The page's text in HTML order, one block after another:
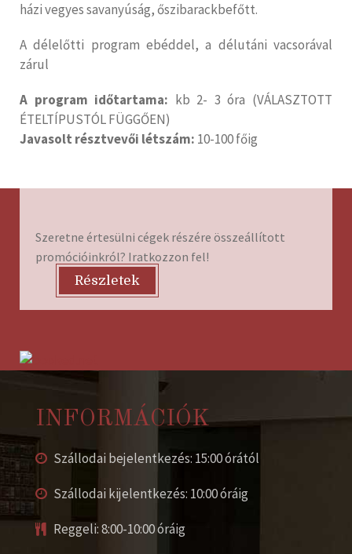
házi vegyes savanyúság, őszibarackbefőtt.
A délelőtti program ebéddel, a délutáni vacsorával
zárul
A program időtartama: kb 2- 3 óra (VÁLASZTOTT
ÉTELTÍPUSTÓL FÜGGŐEN)
Javasolt résztvevői létszám: 10-100 főig
Szeretne értesülni cégek részére összeállított
promócióinkról? Iratkozzon fel!
Részletek
INFORMÁCIÓK
Szállodai bejelentkezés: 15:00 órától
Szállodai kijelentkezés: 10:00 óráig
Reggeli: 8:00-10:00 óráig